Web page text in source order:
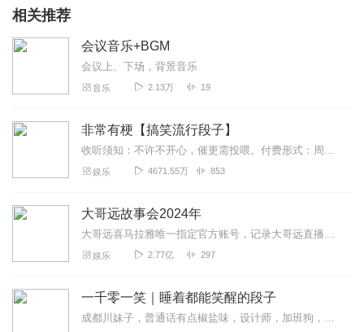
相关推荐
会议音乐+BGM
会议上、下场，背景音乐
音乐 2.13万 19
非常有梗【搞笑流行段子】
收听须知：不许不开心，催更需投喂。付费形式：周一付费更新，周四免费更新。不定期加更。会员免费听，或单期2.99元订购听（二选一即可）！本节目由喜马拉雅独家出品说...
娱乐 4671.55万 853
大哥远故事会2024年
大哥远喜马拉雅唯一指定官方账号，记录大哥远直播时讲述每段故事会，用最接地气的东北话带你身临其境走进每一段故事会，你笑了就行，不要纠结故事的真实性。故事消失的就是...
娱乐 2.77亿 297
一千零一笑｜睡着都能笑醒的段子
成都川妹子，普通话有点椒盐味，设计师，加班狗，每周一单更，欢迎订阅。【主播有声书系列一键直达】适合小学到高中青少年听的趣味故事有声书：孩子最爱的启智笑话书越听...